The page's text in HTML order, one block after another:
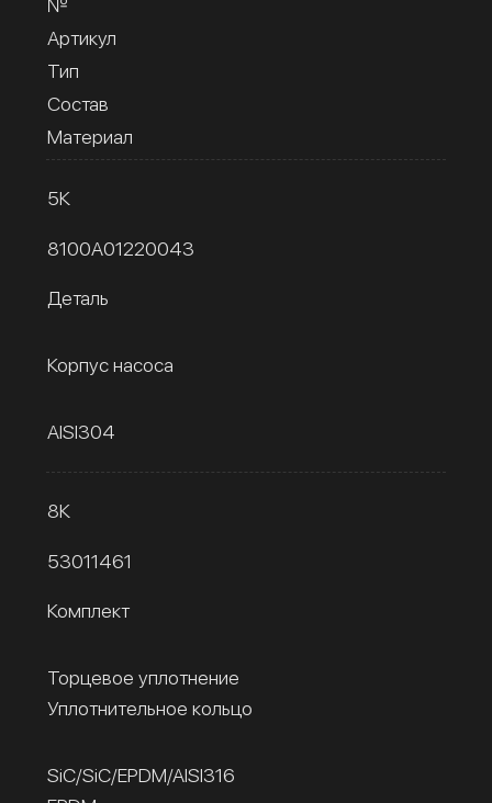
№
Артикул
Тип
Состав
Материал
5К
8100A01220043
Деталь
Корпус насоса
AISI304
8К
53011461
Комплект
Торцевое уплотнение
Уплотнительное кольцо
SiC/SiC/EPDM/AISI316